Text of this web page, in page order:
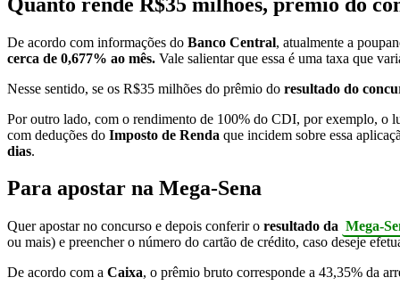
De acordo com informações do Banco Central, atualmente a
cerca de 0,677% ao mês. Vale salientar que essa é uma taxa que
Nesse sentido, se os R$35 milhões do prêmio do resultado do
Por outro lado, com o rendimento de 100% do CDI, por exemplo, o
com deduções do Imposto de Renda que incidem sobre essa
dias.
Para apostar na Mega-Sena
Quer apostar no concurso e depois conferir o resultado da Mega-
ou mais) e preencher o número do cartão de crédito, caso deseje
De acordo com a Caixa, o prêmio bruto corresponde a 43,35% da